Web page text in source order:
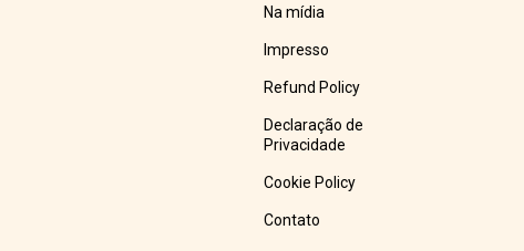
Na mídia
Impresso
Refund Policy
Declaração de
Privacidade
Cookie Policy
Contato